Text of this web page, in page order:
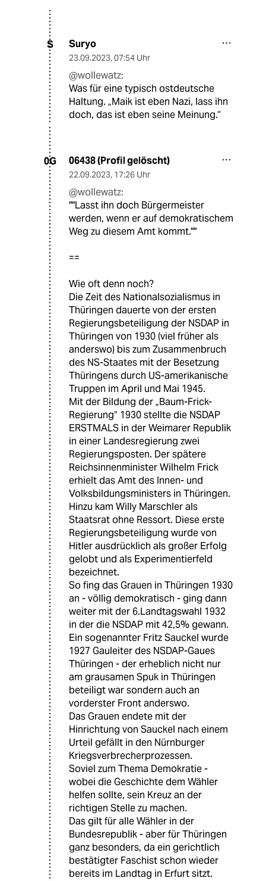
S Suryo
23.09.2023, 07:54 Uhr
@wollewatz:
Was für eine typisch ostdeutsche
Haltung. „Maik ist eben Nazi, lass ihn
doch, das ist eben seine Meinung.“
0G 06438 (Profil gelöscht)
22.09.2023, 17:26 Uhr
@wollewatz:
""Lasst ihn doch Bürgermeister
werden, wenn er auf demokratischem
Weg zu diesem Amt kommt.""
==
Wie oft denn noch?
Die Zeit des Nationalsozialismus in
Thüringen dauerte von der ersten
Regierungsbeteiligung der NSDAP in
Thüringen von 1930 (viel früher als
anderswo) bis zum Zusammenbruch
des NS-Staates mit der Besetzung
Thüringens durch US-amerikanische
Truppen im April und Mai 1945.
Mit der Bildung der „Baum-Frick-
Regierung“ 1930 stellte die NSDAP
ERSTMALS in der Weimarer Republik
in einer Landesregierung zwei
Regierungsposten. Der spätere
Reichsinnenminister Wilhelm Frick
erhielt das Amt des Innen- und
Volksbildungsministers in Thüringen.
Hinzu kam Willy Marschler als
Staatsrat ohne Ressort. Diese erste
Regierungsbeteiligung wurde von
Hitler ausdrücklich als großer Erfolg
gelobt und als Experimentierfeld
bezeichnet.
So fing das Grauen in Thüringen 1930
an - völlig demokratisch - ging dann
weiter mit der 6.Landtagswahl 1932
in der die NSDAP mit 42,5% gewann.
Ein sogenannter Fritz Sauckel wurde
1927 Gauleiter des NSDAP-Gaues
Thüringen - der erheblich nicht nur
am grausamen Spuk in Thüringen
beteiligt war sondern auch an
vorderster Front anderswo.
Das Grauen endete mit der
Hinrichtung von Sauckel nach einem
Urteil gefällt in den Nürnburger
Kriegsverbrecherprozessen.
Soviel zum Thema Demokratie -
wobei die Geschichte dem Wähler
helfen sollte, sein Kreuz an der
richtigen Stelle zu machen.
Das gilt für alle Wähler in der
Bundesrepublik - aber für Thüringen
ganz besonders, da ein gerichtlich
bestätigter Faschist schon wieder
bereits im Landtag in Erfurt sitzt.